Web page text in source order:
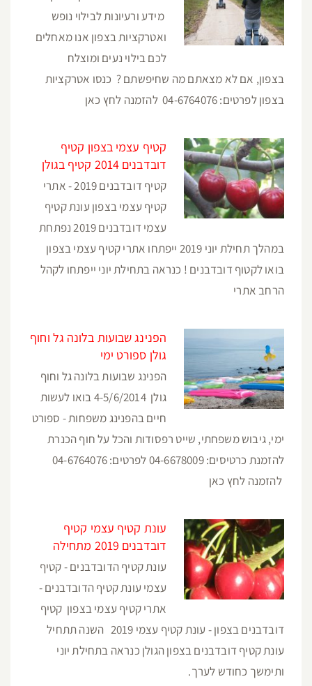
מידע ורעיונות לבילוי נופש
ואטרקציות בצפון אנו מאחלים
לכם בילוי נעים ומוצלח
בצפון, אם לא מצאתם מה שחיפשתם ? כנסו אטרקציות
בצפון לפרטים: 04-6764076 להזמנה לחץ כאן
קטיף עצמי בצפון קטיף
דובדבנים 2014 קטיף בגולן
קטיף דובדבנים 2019 - אתרי
קטיף עצמי בצפון עונת קטיף
עצמי דובדבנים 2019 נפתחת
במהלך תחילת יוני 2019 ייפתחו אתרי קטיף עצמי בצפון
בואו לקטוף דובדבנים ! כנראה בתחילת יוני ייפתחו לקהל
הרחב אתרי
הפנינג שבועות בלונה גל וחוף
גולן ספורט ימי
הפנינג שבועות בלונה גל וחוף
גולן 4-5/6/2014 בואו לעשות
חיים בהפנינג משפחות - ספורט
ימי, גיבוש משפחתי, שייט רפסודות והכל על חוף הכנרת
להזמנת כרטיסים: 04-6678009 לפרטים: 04-6764076
להזמנה לחץ כאן
עונת קטיף עצמי קטיף
דובדבנים 2019 מתחילה
עונת קטיף הדובדבנים - קטיף
עצמי עונת קטיף הדובדבנים -
אתרי קטיף עצמי בצפון קטיף
דובדבנים בצפון - עונת קטיף עצמי 2019 השנה תתחיל
עונת קטיף דובדבנים בצפון הגולן כנראה בתחילת יוני
ותימשך כחודש לערך.